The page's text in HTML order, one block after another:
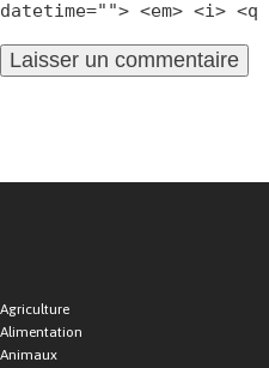
datetime=""> <em> <i>
Agriculture
Alimentation
Animaux